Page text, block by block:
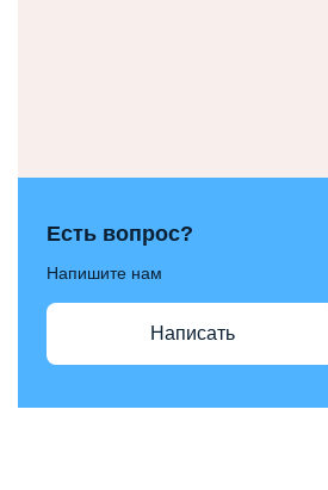
Есть вопрос?
Напишите нам
Написать